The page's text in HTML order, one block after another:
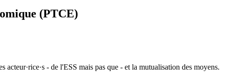
(PTCE)
- de l'ESS mais pas que - et la mutualisation des moyens.